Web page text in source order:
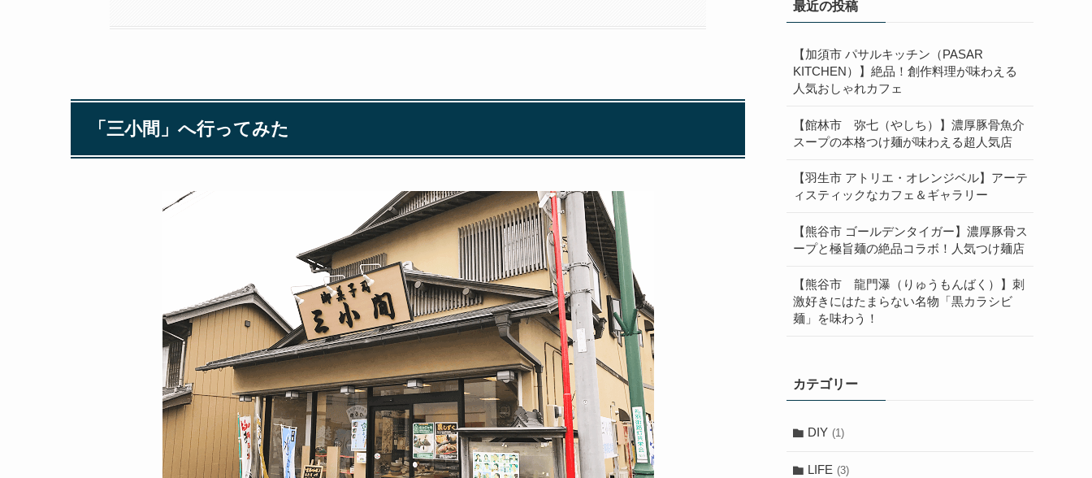
「三小間」へ行ってみた
最近の投稿
【加須市 パサルキッチン（PASAR
KITCHEN）】絶品！創作料理が味わえる
人気おしゃれカフェ
【館林市 弥七（やしち）】濃厚豚骨魚介
スープの本格つけ麺が味わえる超人気店
【羽生市 アトリエ・オレンジベル】アーテ
ィスティックなカフェ＆ギャラリー
【熊谷市 ゴールデンタイガー】濃厚豚骨ス
ープと極旨麺の絶品コラボ！人気つけ麺店
【熊谷市 龍門瀑（りゅうもんばく）】刺
激好きにはたまらない名物「黒カラシビ
麺」を味わう！
カテゴリー
DIY (1)
LIFE (3)